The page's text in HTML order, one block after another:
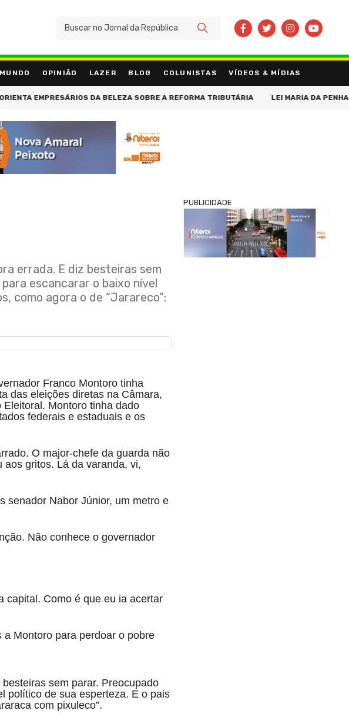
MUNDO OPINIÃO LAZER BLOG COLUNISTAS VÍDEOS & MÍDIAS
EMPRESÁRIOS DA BELEZA SOBRE A REFORMA TRIBUTÁRIA LEI MARIA DA PENHA
BUSCAR
errada. E diz besteiras sem
escancarar o baixo nível
como agora o de “Jarareco”:
Franco Montoro tinha
das eleições diretas na Câmara,
Montoro tinha dado
federais e estaduais e os
O major-chefe da guarda não
gritos. Lá da varanda, vi,
senador Nabor Júnior, um metro e
Não conhece o governador
capital. Como é que eu ia acertar
Montoro para perdoar o pobre
sem parar. Preocupado
político de sua esperteza. E o pais
com pixuleco”.
PUBLICIDADE